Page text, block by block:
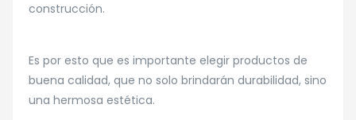
construcción.
Es por esto que es importante elegir productos de
buena calidad, que no solo brindarán durabilidad, sino
una hermosa estética.